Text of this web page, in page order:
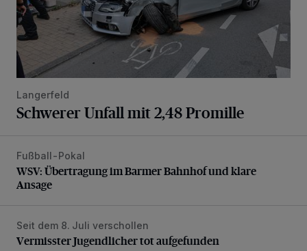
Langerfeld
Schwerer Unfall mit 2,48 Promille
WSV: Übertragung im Barmer Bahnhof und klare Ansage
Fußball-Pokal
WSV: Übertragung im Barmer Bahnhof und klare
Ansage
Vermisster Jugendlicher tot aufgefunden
Seit dem 8. Juli verschollen
Vermisster Jugendlicher tot aufgefunden